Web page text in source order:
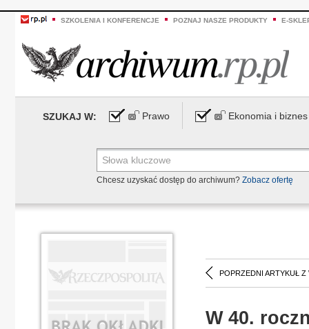
SZKOLENIA I KONFERENCJE POZNAJ NASZE PRODUKTY E-
SZUKAJ W: Prawo Ekonomia i biznes
Chcesz uzyskać dostęp do archiwum? Zobacz ofertę
POPRZEDNI ARTYKUŁ Z
W 40.